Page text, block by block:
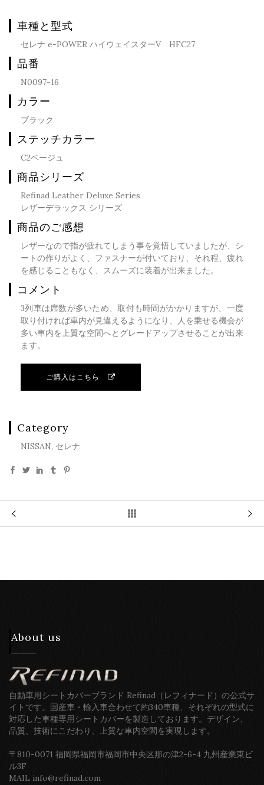
車種と型式
セレナ e-POWER ハイウェイスターV HFC27
品番
N0097-16
カラー
ブラック
ステッチカラー
C2ベージュ
商品シリーズ
Refinad Leather Deluxe Series
レザーデラックス シリーズ
商品のご感想
レザーなので指が疲れてしまう事を覚悟していましたが、シ
ートの作りがよく、ファスナーが付いており、それ程、疲れ
を感じることもなく、スムーズに装着が出来ました。
コメント
3列車は席数が多いため、取付も時間がかかりますが、一度
取り付ければ車内が見違えるようになり、人を乗せる機会が
多い車内を上質な空間へとグレードアップさせることが出来
ます。
ご購入はこちら
Category
NISSAN, セレナ
About us
自動車用シートカバーブランド Refinad（レフィナード）の公式サ
イトです。国産車・輸入車合わせて約340車種、それぞれの型式に
対応した車種専用シートカバーを製造しております。デザイン、
品質、技術にこだわり、上質な車内空間を実現します。
〒810-0071 福岡県福岡市福岡市中央区那の津2-6-4 九州産業東ビ
ル3F
MAIL info@refinad.com